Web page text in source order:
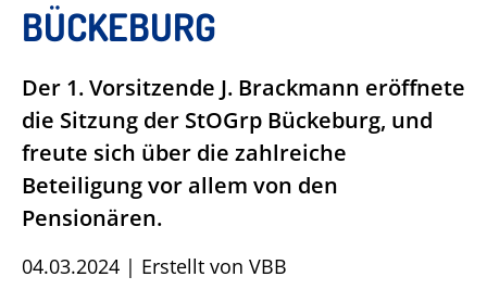
BÜCKEBURG
Der 1. Vorsitzende J. Brackmann eröffnete
die Sitzung der StOGrp Bückeburg, und
freute sich über die zahlreiche
Beteiligung vor allem von den
Pensionären.
04.03.2024 | Erstellt von VBB